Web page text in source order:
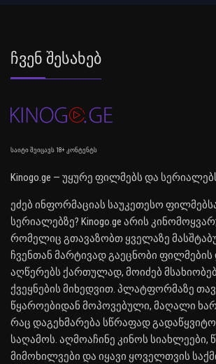
Ჩვენ Შესახებ
საიტი შეიცავს 18+ კონტენტს
Kinogo.ge — უყურე ფილმებს და
ეძებ ინფორმაციას საუკეთესო
სერიალებზე? Kinogo.ge არის
რომელიც გთავაზობთ ყველაზე
ჩვენთან მარტივად გაეცნობი
აღწერებს ქართულად, მოიძებ
ქვეყნების მიხედვით. პლატფორმაზე
წყაროებიდან მოპოვებული, მაღალი
რაც დაგეხმარება სწრაფად
საღამოს. აღმოაჩინე კინოს სიახლეები,
მიმოხილვები და იყავი ყოველთვის